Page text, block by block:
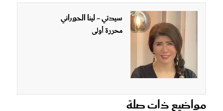
سيدتي - لينا الحوراني
محررة أولى
مواضيع ذات صلة